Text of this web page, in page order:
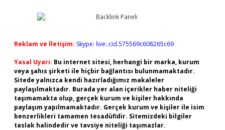
Reklam ve İletişim: Skype: live:.cid.575569c608265c69
Yasal Uyarı: Bu internet sitesi, herhangi bir marka, kurum
veya şahıs şirketi ile hiçbir bağlantısı bulunmamaktadır.
Sitede yalnızca kendi hazırladığımız makaleler
paylaşılmaktadır. Burada yer alan içerikler haber niteliği
taşımamakta olup, gerçek kurum ve kişiler hakkında
paylaşım yapılmamaktadır. Gerçek kurum ve kişiler ile isim
benzerlikleri tamamen tesadüfidir. Sitemizdeki bilgiler
taslak halindedir ve tavsiye niteliği taşımazlar.